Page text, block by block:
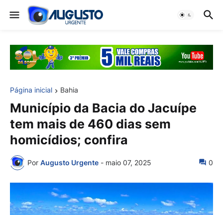
Página inicial Bahia
Município da Bacia do Jacuípe
tem mais de 460 dias sem
homicídios; confira
Por Augusto Urgente - maio 07, 2025 0